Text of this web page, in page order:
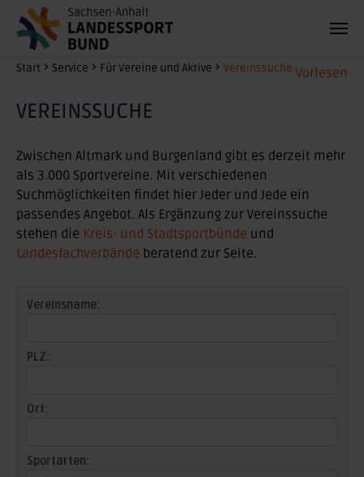
Zum Hauptinhalt springen Vorlesen
Sie sind hier:
Start Service Für Vereine und Aktive Vereinssuche
VEREINSSUCHE
Zwischen Altmark und Burgenland gibt es derzeit mehr
als 3.000 Sportvereine. Mit verschiedenen
Suchmöglichkeiten findet hier Jeder und Jede ein
passendes Angebot. Als Ergänzung zur Vereinssuche
stehen die Kreis- und Stadtsportbünde und
Landesfachverbände beratend zur Seite.